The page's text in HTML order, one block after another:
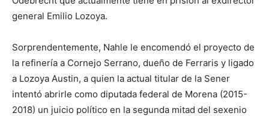
general Emilio Lozoya.
Sorprendentemente, Nahle le encomendó el proyecto de
la refinería a Cornejo Serrano, dueño de Ferraris y ligado
a Lozoya Austin, a quien la actual titular de la Sener
intentó abrirle como diputada federal de Morena (2015-
2018) un juicio político en la segunda mitad del sexenio